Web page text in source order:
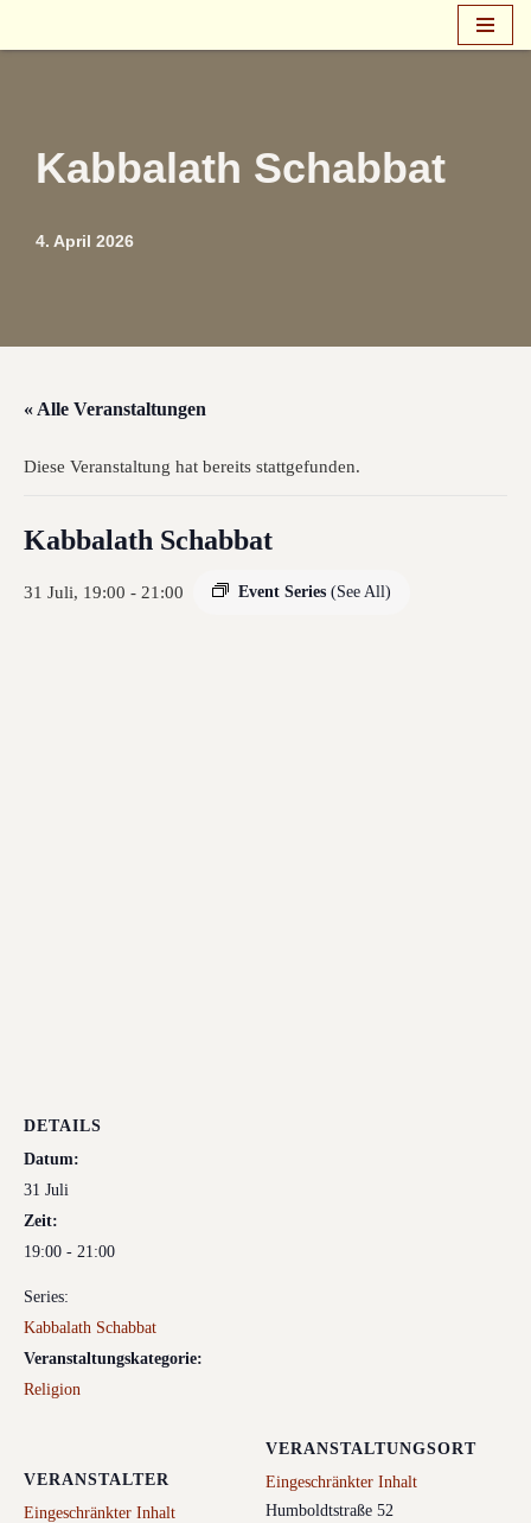
Kabbalath Schabbat
4. April 2026
« Alle Veranstaltungen
Diese Veranstaltung hat bereits stattgefunden.
Kabbalath Schabbat
31 Juli, 19:00 - 21:00 Event Series (See All)
DETAILS
Datum:
31 Juli
Zeit:
19:00 - 21:00
Series:
Kabbalath Schabbat
Veranstaltungskategorie:
Religion
VERANSTALTER
Eingeschränkter Inhalt
VERANSTALTUNGSORT
Eingeschränkter Inhalt
Humboldtstraße 52